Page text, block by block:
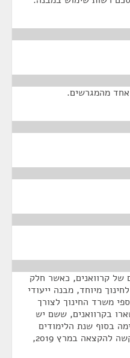
מהמגרשים.
של קרוואנים, כאשר חלק
למבנה לחינוך מיוחד, מבנה ייעודי
משרד החינוך לצורך
בקרוואנים, ששם יש
ב-2016 והסתיימה בסוף שנת הלימודים
האחרונה, תש"פ. אנחנו הגשנו בקשה להקצאה במרץ 2019,